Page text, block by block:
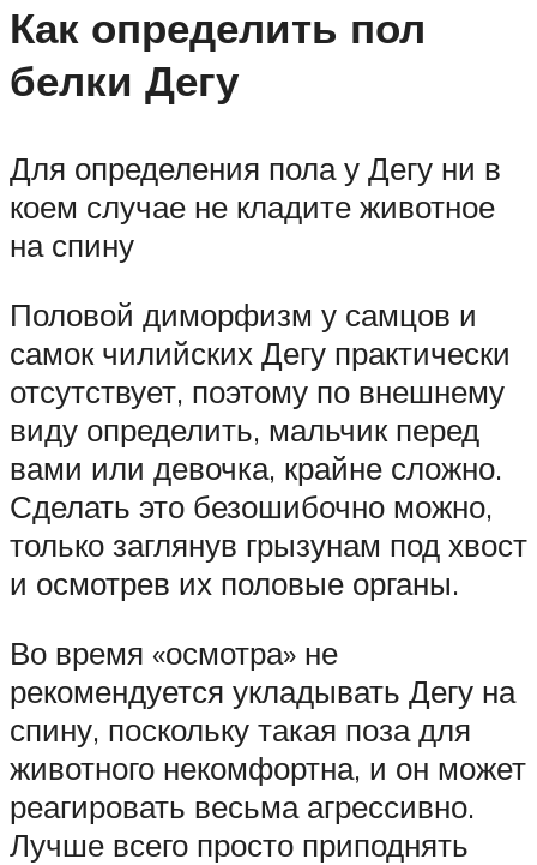
Как определить пол
белки Дегу
Для определения пола у Дегу ни в
коем случае не кладите животное
на спину
Половой диморфизм у самцов и
самок чилийских Дегу практически
отсутствует, поэтому по внешнему
виду определить, мальчик перед
вами или девочка, крайне сложно.
Сделать это безошибочно можно,
только заглянув грызунам под хвост
и осмотрев их половые органы.
Во время «осмотра» не
рекомендуется укладывать Дегу на
спину, поскольку такая поза для
животного некомфортна, и он может
реагировать весьма агрессивно.
Лучше всего просто приподнять